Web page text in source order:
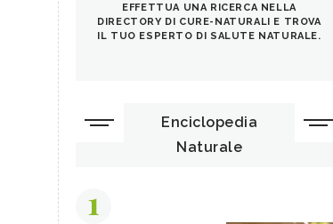
EFFETTUA UNA RICERCA NELLA
DIRECTORY DI CURE-NATURALI E TROVA
IL TUO ESPERTO DI SALUTE NATURALE.
Enciclopedia
Naturale
1